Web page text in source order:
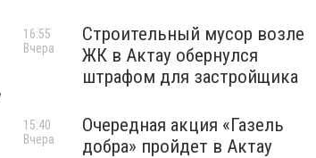
Строительный мусор возле
ЖК в Актау обернулся
штрафом для застройщика
16:55
Вчера
Очередная акция «Газель
добра» пройдет в Актау
15:40
Вчера